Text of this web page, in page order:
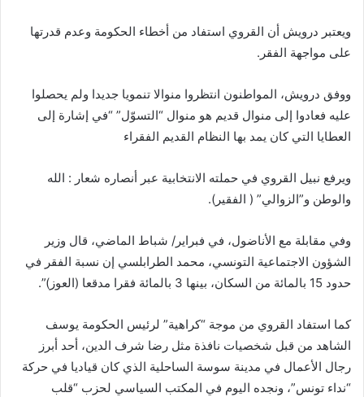
ويعتبر درويش أن القروي استفاد من أخطاء الحكومة وعدم قدرتها
على مواجهة الفقر.
ووفق درويش، المواطنون انتظروا منوالا تنمويا جديدا ولم يحصلوا
عليه فعادوا إلى منوال قديم هو منوال “التسوّل” “في إشارة إلى
العطايا التي كان يمد بها النظام القديم الفقراء
ويرفع نبيل القروي في حملته الانتخابية عبر أنصاره شعار : الله
والوطن و”الزوالي” ( الفقير).
وفي مقابلة مع الأناضول، في فبراير/ شباط الماضي، قال وزير
الشؤون الاجتماعية التونسي، محمد الطرابلسي إن نسبة الفقر في
حدود 15 بالمائة من السكان، بينها 3 بالمائة فقرا مدقعا (العوز)”.
كما استفاد القروي من موجة “كراهية” لرئيس الحكومة يوسف
الشاهد من قبل شخصيات نافذة مثل رضا شرف الدين، أحد أبرز
رجال الأعمال في مدينة سوسة الساحلية الذي كان قياديا في حركة
“نداء تونس”، ونجده اليوم في المكتب السياسي لحزب “قلب